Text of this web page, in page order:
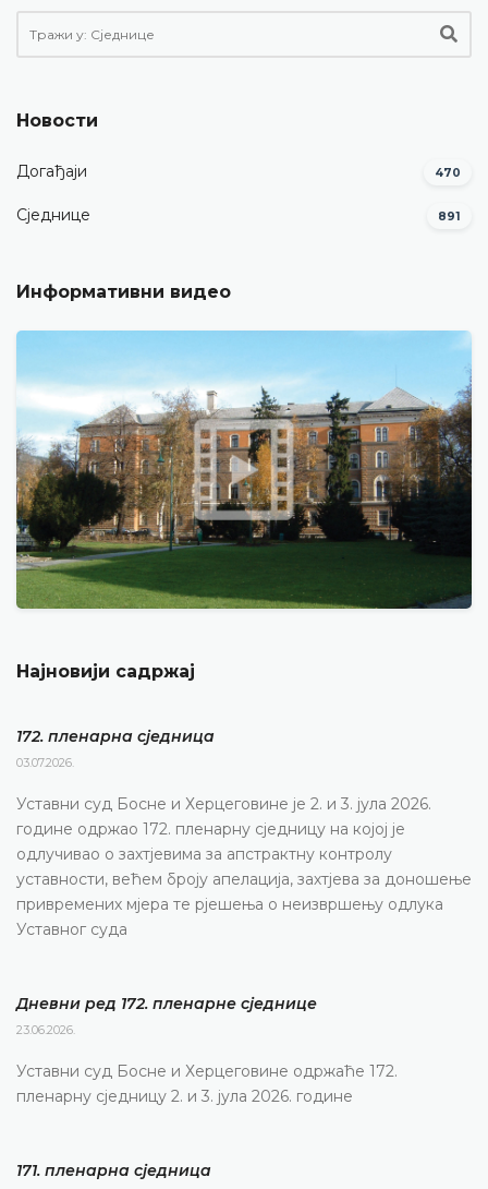
Новости
Догађаји 470
Сједнице 891
Информативни видео
Најновији садржај
172. пленарна сједницa
03.07.2026.
Уставни суд Босне и Херцеговине је 2. и 3. јула 2026.
године одржао 172. пленарну сједницу на којој је
одлучивао о захтјевима за апстрактну контролу
уставности, већем броју апелација, захтјева за доношење
привремених мјера те рјешења о неизвршењу одлука
Уставног суда
Дневни ред 172. пленарне сједнице
23.06.2026.
Уставни суд Босне и Херцеговине одржаће 172.
пленарну сједницу 2. и 3. јула 2026. године
171. пленарна сједницa